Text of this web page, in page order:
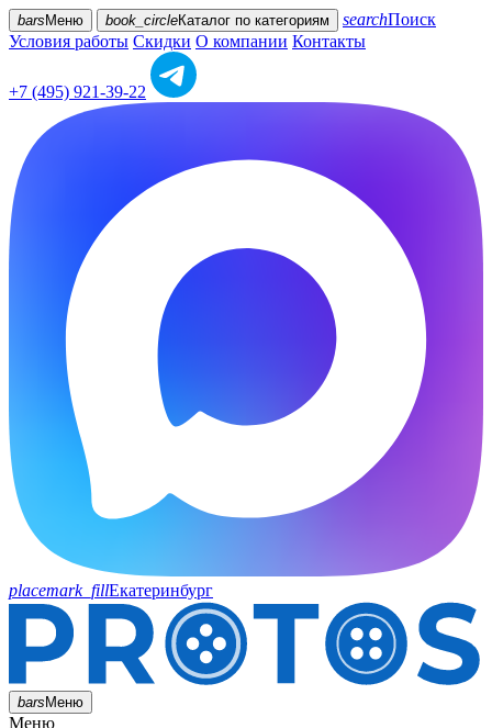
bars Меню book_circleКаталог по категориям searchПоиск
Условия работы Скидки О компании Контакты
+7 (495) 921-39-22
placemark_fillЕкатеринбург
barsМеню
Меню